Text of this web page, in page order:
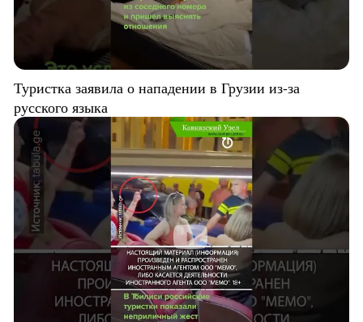
Туристка заявила о нападении в Грузии из-за
русского языка